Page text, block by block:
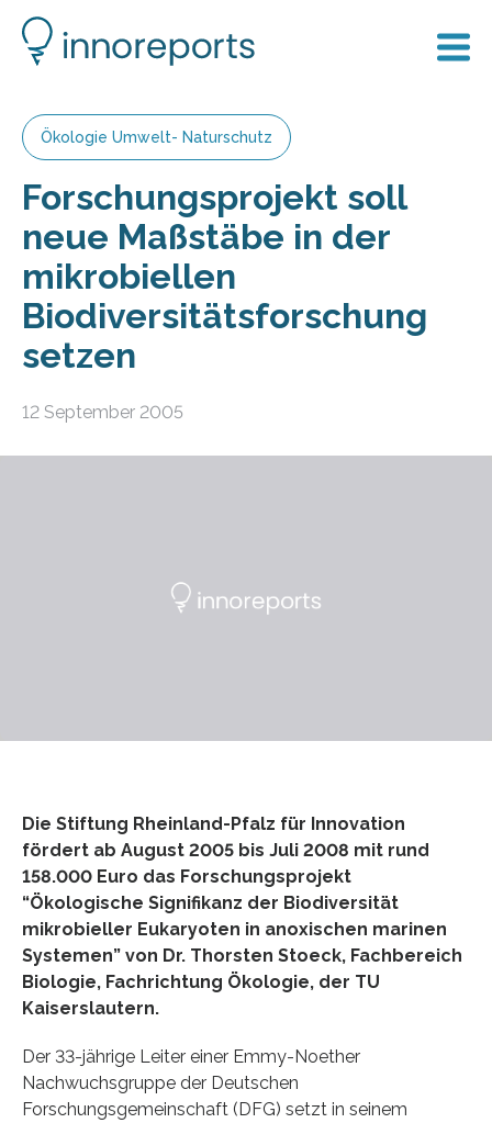
Ökologie Umwelt- Naturschutz
Forschungsprojekt soll
neue Maßstäbe in der
mikrobiellen
Biodiversitätsforschung
setzen
12 September 2005
Die Stiftung Rheinland-Pfalz für Innovation
fördert ab August 2005 bis Juli 2008 mit rund
158.000 Euro das Forschungsprojekt
“Ökologische Signifikanz der Biodiversität
mikrobieller Eukaryoten in anoxischen marinen
Systemen” von Dr. Thorsten Stoeck, Fachbereich
Biologie, Fachrichtung Ökologie, der TU
Kaiserslautern.
Der 33-jährige Leiter einer Emmy-Noether
Nachwuchsgruppe der Deutschen
Forschungsgemeinschaft (DFG) setzt in seinem